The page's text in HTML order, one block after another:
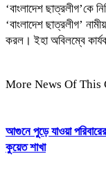
‘বাংলাদেশ
‘বাংলাদেশ ছাত্রলীগ’
করল। ইহা অবিলম্বে
More News Of This
আগুনে পুড়ে যাওয়া
কুয়েত শাখা